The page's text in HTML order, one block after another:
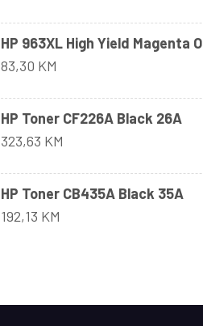
HP 963XL High Yield Magenta O
83,30 KM
HP Toner CF226A Black 26A
323,63 KM
HP Toner CB435A Black 35A
192,13 KM